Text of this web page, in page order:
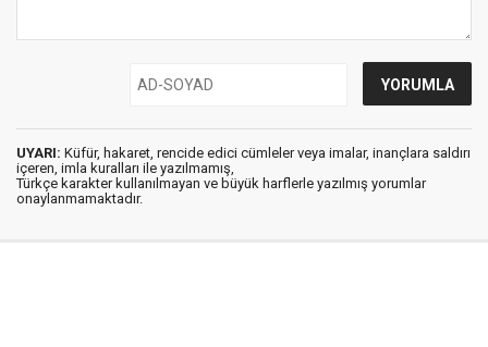
UYARI: Küfür, hakaret, rencide edici cümleler veya imalar, inançlara saldırı
içeren, imla kuralları ile yazılmamış,
Türkçe karakter kullanılmayan ve büyük harflerle yazılmış yorumlar
onaylanmamaktadır.